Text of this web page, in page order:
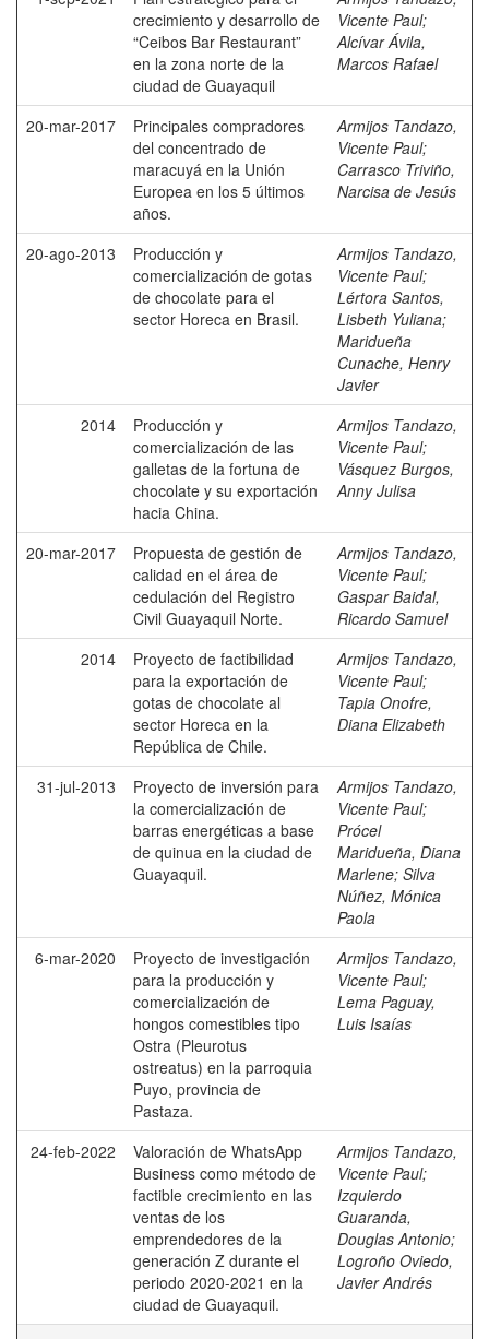
crecimiento y desarrollo de
“Ceibos Bar Restaurant”
en la zona norte de la
ciudad de Guayaquil
Vicente Paul;
Alcívar Ávila,
Marcos Rafael
20-mar-2017
Principales compradores
del concentrado de
maracuyá en la Unión
Europea en los 5 últimos
años.
Armijos Tandazo,
Vicente Paul;
Carrasco Triviño,
Narcisa de Jesús
20-ago-2013
Producción y
comercialización de gotas
de chocolate para el
sector Horeca en Brasil.
Armijos Tandazo,
Vicente Paul;
Lértora Santos,
Lisbeth Yuliana;
Maridueña
Cunache, Henry
Javier
2014
Producción y
comercialización de las
galletas de la fortuna de
chocolate y su exportación
hacia China.
Armijos Tandazo,
Vicente Paul;
Vásquez Burgos,
Anny Julisa
20-mar-2017
Propuesta de gestión de
calidad en el área de
cedulación del Registro
Civil Guayaquil Norte.
Armijos Tandazo,
Vicente Paul;
Gaspar Baidal,
Ricardo Samuel
2014
Proyecto de factibilidad
para la exportación de
gotas de chocolate al
sector Horeca en la
República de Chile.
Armijos Tandazo,
Vicente Paul;
Tapia Onofre,
Diana Elizabeth
31-jul-2013
Proyecto de inversión para
la comercialización de
barras energéticas a base
de quinua en la ciudad de
Guayaquil.
Armijos Tandazo,
Vicente Paul;
Prócel
Maridueña, Diana
Marlene; Silva
Núñez, Mónica
Paola
6-mar-2020
Proyecto de investigación
para la producción y
comercialización de
hongos comestibles tipo
Ostra (Pleurotus
ostreatus) en la parroquia
Puyo, provincia de
Pastaza.
Armijos Tandazo,
Vicente Paul;
Lema Paguay,
Luis Isaías
24-feb-2022
Valoración de WhatsApp
Business como método de
factible crecimiento en las
ventas de los
emprendedores de la
generación Z durante el
periodo 2020-2021 en la
ciudad de Guayaquil.
Armijos Tandazo,
Vicente Paul;
Izquierdo
Guaranda,
Douglas Antonio;
Logroño Oviedo,
Javier Andrés